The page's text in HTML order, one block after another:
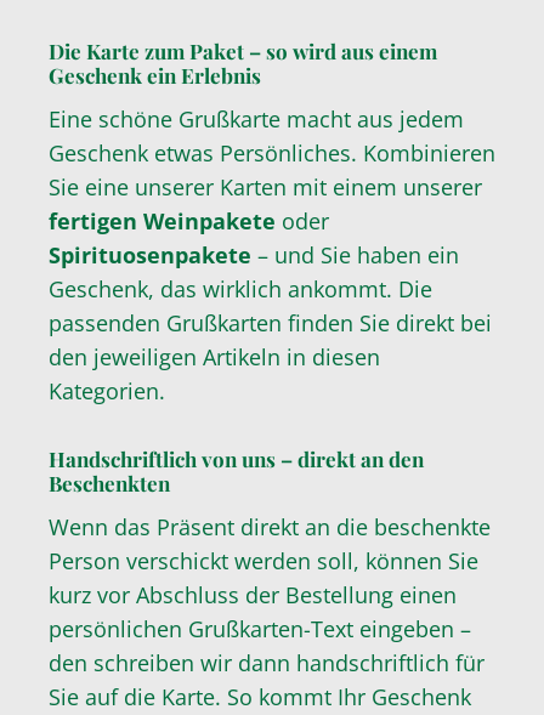
Die Karte zum Paket – so wird aus einem
Geschenk ein Erlebnis
Eine schöne Grußkarte macht aus jedem
Geschenk etwas Persönliches. Kombinieren
Sie eine unserer Karten mit einem unserer
fertigen Weinpakete oder
Spirituosenpakete – und Sie haben ein
Geschenk, das wirklich ankommt. Die
passenden Grußkarten finden Sie direkt bei
den jeweiligen Artikeln in diesen
Kategorien.
Handschriftlich von uns – direkt an den
Beschenkten
Wenn das Präsent direkt an die beschenkte
Person verschickt werden soll, können Sie
kurz vor Abschluss der Bestellung einen
persönlichen Grußkarten-Text eingeben –
den schreiben wir dann handschriftlich für
Sie auf die Karte. So kommt Ihr Geschenk